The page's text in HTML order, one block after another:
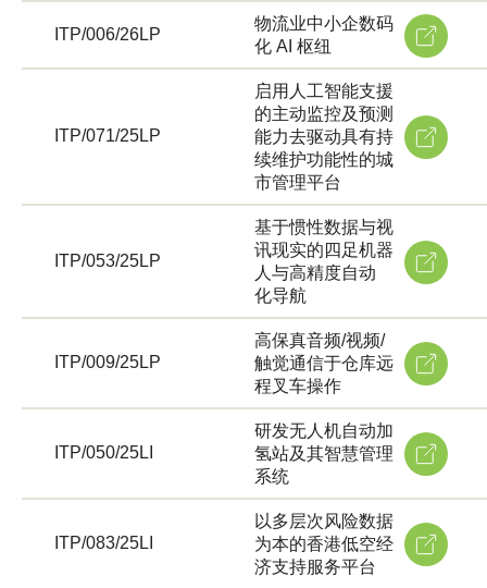
ITP/006/26LP
物流业中小企数码
化 AI 枢纽
ITP/071/25LP
启用人工智能支援
的主动监控及预测
能力去驱动具有持
续维护功能性的城
市管理平台
ITP/053/25LP
基于惯性数据与视
讯现实的四足机器
人与高精度自动
化导航
ITP/009/25LP
高保真音频/视频/
触觉通信于仓库远
程叉车操作
ITP/050/25LI
研发无人机自动加
氢站及其智慧管理
系统
ITP/083/25LI
以多层次风险数据
为本的香港低空经
济支持服务平台